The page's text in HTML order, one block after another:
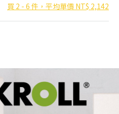
買 2 - 6 件，平均單價 NT$ 2,142